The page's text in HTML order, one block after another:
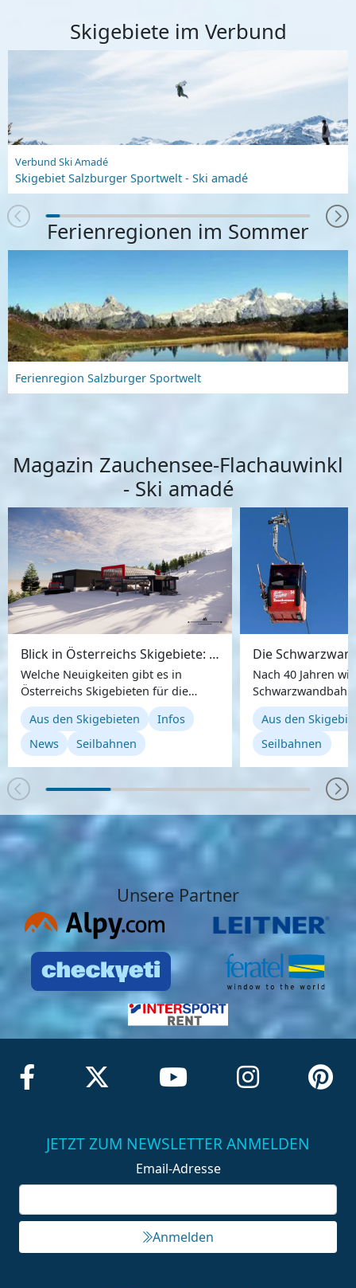
Skigebiete im Verbund
Verbund Ski Amadé
Skigebiet Salzburger Sportwelt - Ski amadé
Ferienregionen im Sommer
Ferienregion Salzburger Sportwelt
Magazin Zauchensee-Flachauwinkl
- Ski amadé
Blick in Österreichs Skigebiete: Zahlreiche neue Seilbahnen und Angebote für die Saison 25/26
Welche Neuigkeiten gibt es in
Österreichs Skigebieten für die
Saison 2025/26? Wir verraten es
euch ...
Aus den Skigebieten
Infos
News
Seilbahnen
Nach 40 Jahren
erneuert.
Aus den
Seilbahnen
Unsere Partner
JETZT ZUM NEWSLETTER ANMELDEN
Email-Adresse
Anmelden